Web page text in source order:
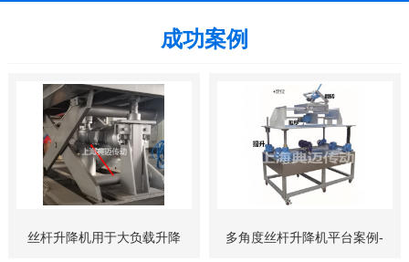
成功案例
丝杆升降机用于大负载升降 多角度丝杆升降机平台案例-